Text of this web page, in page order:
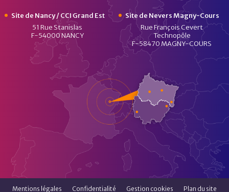
Site de Nancy / CCI Grand Est
51 Rue Stanislas
F-54000 NANCY
Site de Nevers Magny-Cours
Rue François Cevert
Technopôle
F-58470 MAGNY-COURS
Mentions légales Confidentialité Gestion cookies Plan du site